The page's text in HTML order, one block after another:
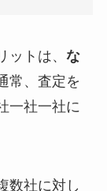
トは、 な
常、査定を
一社一社に
数社に対し